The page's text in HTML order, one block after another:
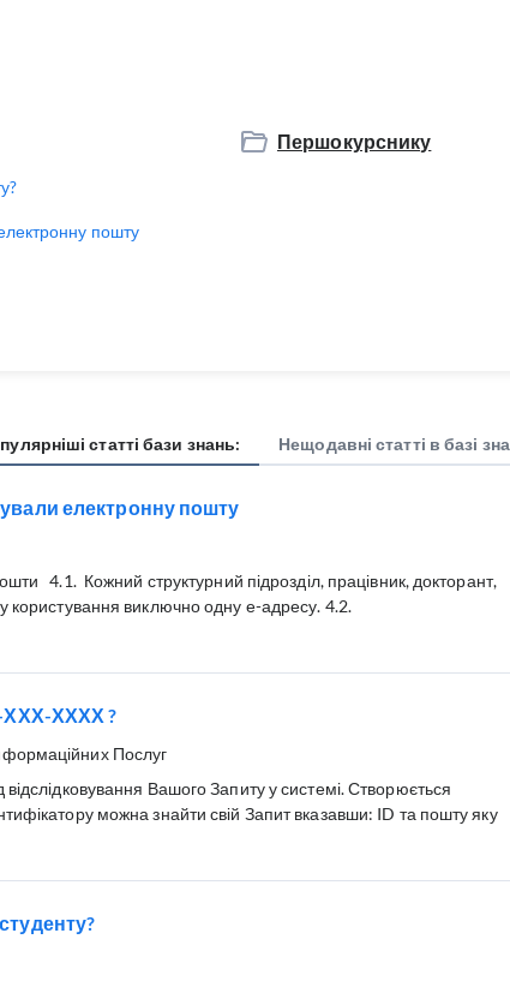
пошту
Першокурснику
статті бази знань: Нещодавні статті в базі
електронну пошту
4.1. Кожний структурний підрозділ, працівник, докторант,
користування виключно одну е-адресу. 4.2.
ХХХ-ХХХХ ?
Послуг
Вашого Запиту у системі. Створюється
можна знайти свій Запит вказавши: ID та пошту яку